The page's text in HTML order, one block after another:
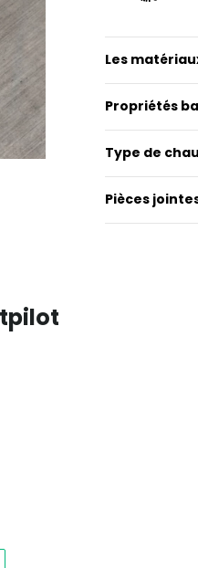
Les
Propriétés
Type de
Pièces